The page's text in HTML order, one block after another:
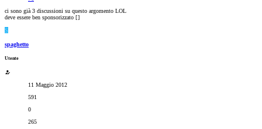
ci sono già 3 discussioni su questo argomento LOL
deve essere ben sponsorizzato []
S
spaghetto
Utente
11 Maggio 2012
591
0
265